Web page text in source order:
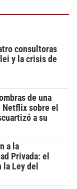
consultoras
y la crisis de
de una
sobre el
a su
a la
Privada: el
Ley del